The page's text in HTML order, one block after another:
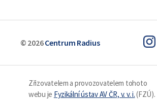
© 2026Centrum Radius
Zřizovatelem a provozovatelem tohoto
webu je Fyzikální ústav AV ČR, v. v. i.(FZÚ).